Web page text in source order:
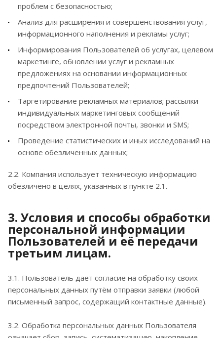
проблем с безопасностью;
Анализ для расширения и совершенствования услуг,
информационного наполнения и рекламы услуг;
Информирования Пользователей об услугах, целевом
маркетинге, обновлении услуг и рекламных
предложениях на основании информационных
предпочтений Пользователей;
Таргетирование рекламных материалов; рассылки
индивидуальных маркетинговых сообщений
посредством электронной почты, звонки и SMS;
Проведение статистических и иных исследований на
основе обезличенных данных;
2.2. Компания использует техническую информацию
обезличено в целях, указанных в пункте 2.1.
3. Условия и способы обработки
персональной информации
Пользователей и её передачи
третьим лицам.
3.1. Пользователь дает согласие на обработку своих
персональных данных путём отправки заявки (любой
письменный запрос, содержащий контактные данные).
3.2. Обработка персональных данных Пользователя